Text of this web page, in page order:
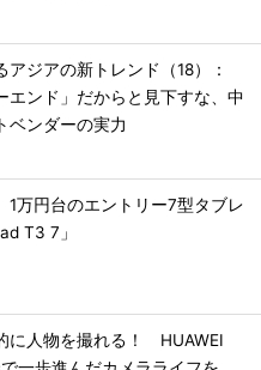
アジアの新トレンド（18）：
エンド」だからと見下すな、中
ベンダーの実力
1万円台のエントリー7型タブレ
T3 7」
に人物を撮れる！ HUAWEI